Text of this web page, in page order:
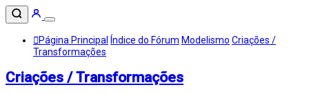
Página Principal Índice do Fórum Modelismo Criações /
Transformações
Criações / Transformações